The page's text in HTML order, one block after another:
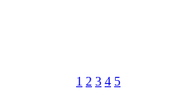
1 2 3 4 5